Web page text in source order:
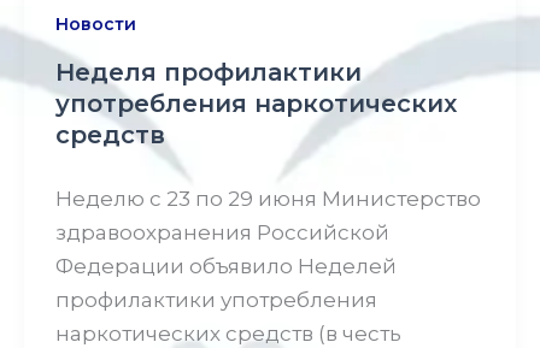
Новости
Неделя профилактики
употребления наркотических
средств
Неделю с 23 по 29 июня Министерство
здравоохранения Российской
Федерации объявило Неделей
профилактики употребления
наркотических средств (в честь